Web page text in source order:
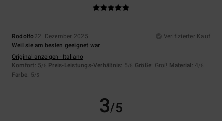
Rodolfo22. Dezember 2025
Verifizierter Kauf
Weil sie am besten geeignet war
Original anzeigen - Italiano
Komfort: 5/5 Preis-Leistungs-Verhältnis: 5/5 Größe: Groß Material: 4/5
Farbe: 5/5
3/5